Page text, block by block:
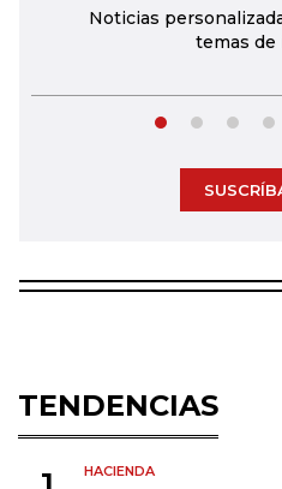
Noticias
temas de
TENDENCIAS
HACIENDA